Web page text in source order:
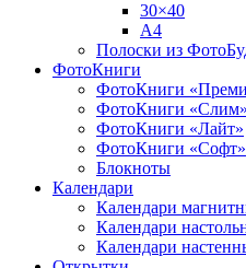
30×40
A4
Полоски из
ФотоКниги
ФотоКниги
ФотоКниги «Слим»
ФотоКниги «Лайт»
ФотоКниги «Софт»
Блокноты
Календари
Календари
Календари
Календари